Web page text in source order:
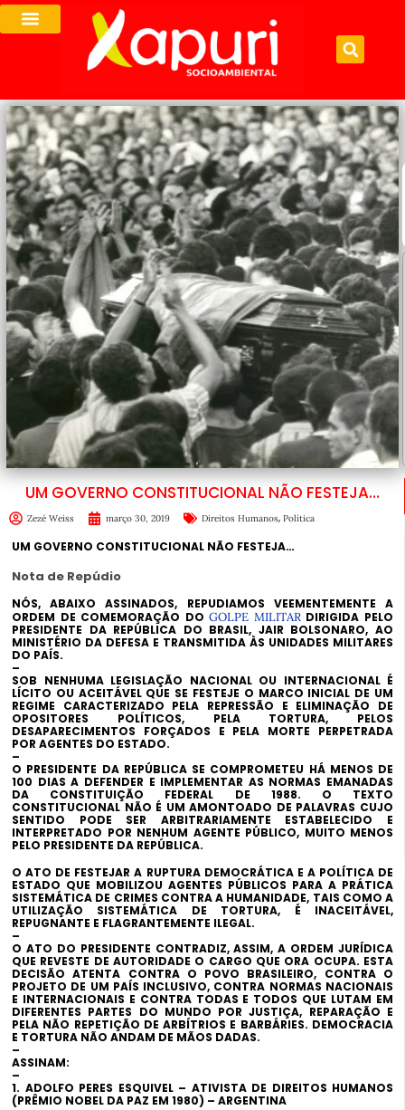
UM GOVERNO CONSTITUCIONAL NÃO FESTEJA…
Zezé Weiss março 30, 2019 Direitos Humanos, Política
UM GOVERNO CONSTITUCIONAL NÃO FESTEJA…
Nota de Repúdio
NÓS, ABAIXO ASSINADOS, REPUDIAMOS VEEMENTEMENTE A
ORDEM DE COMEMORAÇÃO DOGOLPE MILITARDIRIGIDA PELO
PRESIDENTE DA REPÚBLICA DO BRASIL, JAIR BOLSONARO, AO
MINISTÉRIO DA DEFESA E TRANSMITIDA ÀS UNIDADES MILITARES
DO PAÍS.
–
SOB NENHUMA LEGISLAÇÃO NACIONAL OU INTERNACIONAL É
LÍCITO OU ACEITÁVEL QUE SE FESTEJE O MARCO INICIAL DE UM
REGIME CARACTERIZADO PELA REPRESSÃO E ELIMINAÇÃO DE
OPOSITORES POLÍTICOS, PELA TORTURA, PELOS
DESAPARECIMENTOS FORÇADOS E PELA MORTE PERPETRADA
POR AGENTES DO ESTADO.
–
O PRESIDENTE DA REPÚBLICA SE COMPROMETEU HÁ MENOS DE
100 DIAS A DEFENDER E IMPLEMENTAR AS NORMAS EMANADAS
DA CONSTITUIÇÃO FEDERAL DE 1988. O TEXTO
CONSTITUCIONAL NÃO É UM AMONTOADO DE PALAVRAS CUJO
SENTIDO PODE SER ARBITRARIAMENTE ESTABELECIDO E
INTERPRETADO POR NENHUM AGENTE PÚBLICO, MUITO MENOS
PELO PRESIDENTE DA REPÚBLICA.
O ATO DE FESTEJAR A RUPTURA DEMOCRÁTICA E A POLÍTICA DE
ESTADO QUE MOBILIZOU AGENTES PÚBLICOS PARA A PRÁTICA
SISTEMÁTICA DE CRIMES CONTRA A HUMANIDADE, TAIS COMO A
UTILIZAÇÃO SISTEMÁTICA DE TORTURA, É INACEITÁVEL,
REPUGNANTE E FLAGRANTEMENTE ILEGAL.
–
O ATO DO PRESIDENTE CONTRADIZ, ASSIM, A ORDEM JURÍDICA
QUE REVESTE DE AUTORIDADE O CARGO QUE ORA OCUPA. ESTA
DECISÃO ATENTA CONTRA O POVO BRASILEIRO, CONTRA O
PROJETO DE UM PAÍS INCLUSIVO, CONTRA NORMAS NACIONAIS
E INTERNACIONAIS E CONTRA TODAS E TODOS QUE LUTAM EM
DIFERENTES PARTES DO MUNDO POR JUSTIÇA, REPARAÇÃO E
PELA NÃO REPETIÇÃO DE ARBÍTRIOS E BARBÁRIES. DEMOCRACIA
E TORTURA NÃO ANDAM DE MÃOS DADAS.
–
ASSINAM:
–
1. ADOLFO PERES ESQUIVEL – ATIVISTA DE DIREITOS HUMANOS
(PRÊMIO NOBEL DA PAZ EM 1980) – ARGENTINA